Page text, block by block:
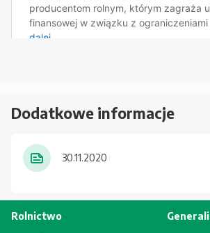
Dodatkowe informacje
30.11.2020
Rolnictwo
Generali